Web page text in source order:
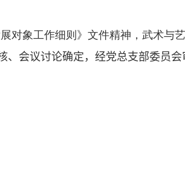
对象工作细则》文件精神，武术与
、会议讨论确定，经党总支部委员会